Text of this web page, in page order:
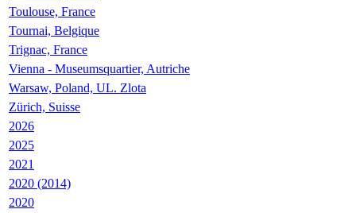
Toulouse, France
Tournai, Belgique
Trignac, France
Vienna - Museumsquartier, Autriche
Warsaw, Poland, UL. Zlota
Zürich, Suisse
2026
2025
2021
2020 (2014)
2020